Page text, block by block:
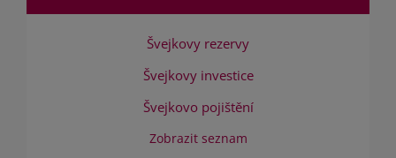
Švejkovy rezervy
Švejkovy investice
Švejkovo pojištění
Zobrazit seznam